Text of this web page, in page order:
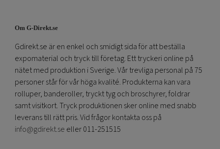
Om G-Direkt.se
Gdirekt.se är en enkel och smidigt sida för att beställa
expomaterial och tryck till företag. Ett tryckeri online på
nätet med produktion i Sverige. Vår trevliga personal på 75
personer står för vår höga kvalité. Produkterna kan vara
rolluper, banderoller, tryckt tyg och broschyrer, foldrar
samt visitkort. Tryck produktionen sker online med snabb
leverans till rätt pris. Vid frågor kontakta oss på
info@gdirekt.se eller 011-251515